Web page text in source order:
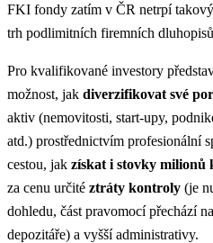
FKI fondy zatím v ČR netrpí
trh podlimitních firemních
Pro kvalifikované investory
možnost, jak diverzifikovat své
aktiv (nemovitosti, start-upy,
atd.) prostřednictvím profesionální
cestou, jak získat i stovky milionů
za cenu určité ztráty kontroly (je
dohledu, část pravomocí přechází
depozitáře) a vyšší administrativy.